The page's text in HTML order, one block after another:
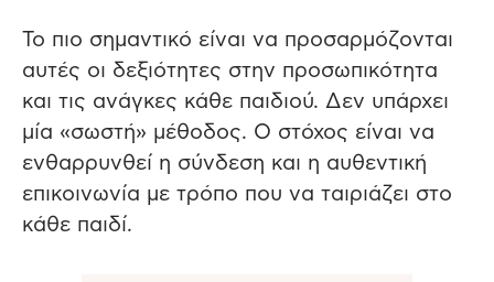
Το πιο σημαντικό είναι να προσαρμόζονται
αυτές οι δεξιότητες στην προσωπικότητα
και τις ανάγκες κάθε παιδιού. Δεν υπάρχει
μία «σωστή» μέθοδος. Ο στόχος είναι να
ενθαρρυνθεί η σύνδεση και η αυθεντική
επικοινωνία με τρόπο που να ταιριάζει στο
κάθε παιδί.